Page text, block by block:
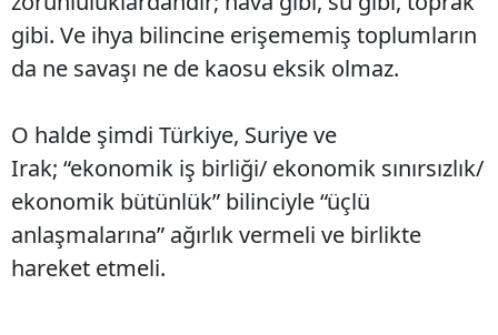
gibi. Ve ihya bilincine erişememiş toplumların
da ne savaşı ne de kaosu eksik olmaz.
O halde şimdi Türkiye, Suriye ve
Irak; “ekonomik iş birliği/ ekonomik sınırsızlık/
ekonomik bütünlük” bilinciyle “üçlü
anlaşmalarına” ağırlık vermeli ve birlikte
hareket etmeli.